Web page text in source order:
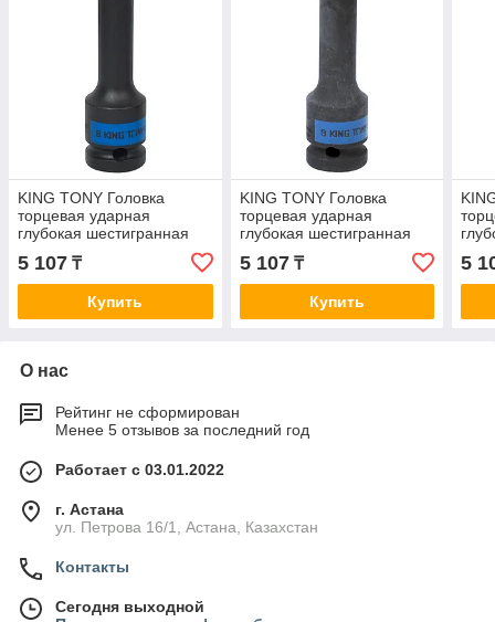
KING TONY Головка
торцевая ударная
глубокая шестигранная
443508M
5 107 ₸
Купить
KING TONY Головка
торцевая ударная
глубокая шестигранная
443509M
5 107₸
Купить
5
О нас
Рейтинг не сформирован
Менее 5 отзывов за последний год
Работает с 03.01.2022
г. Астана
ул. Петрова 16/1, Астана, Казахстан
Контакты
Сегодня выходной